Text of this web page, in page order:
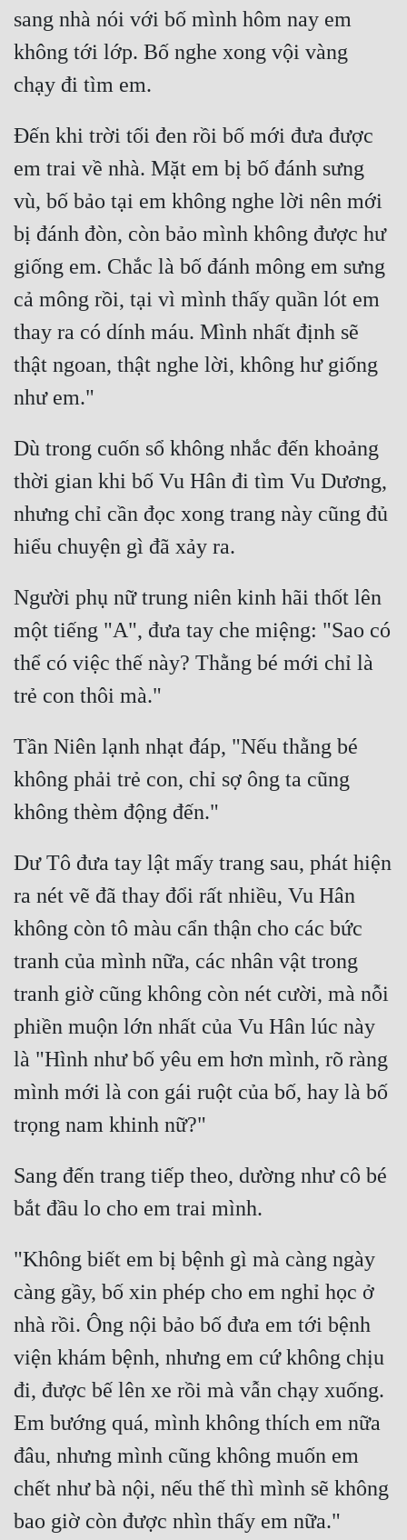
Gia Đấu
Góc Nhìn Nam
Góc Nhìn Nữ
Huyền Huyễn
Huyền Nghi
Huyền Ảo
Hài Hước
Hệ Thống
Khoa Huyễn Không Gian
Kiếm Hiệp
Kỳ Huyễn
Làm Giàu
Lịch Sử
Mỹ Thực
Ngôn Tình
Ngược
Nữ Cường
Nữ Phụ
Phong Thủy - Tâm Linh
Phương Tây
Phản Phái
Quan Trường
Sủng
Tiên Hiệp
Tiểu Thuyết
Trinh Thám
Triều Đấu
Trùng Sinh
Tu Chân
Tu Tiên
sang nhà nói với bố mình hôm nay em
không tới lớp. Bố nghe xong vội vàng
Đến khi trời tối đen rồi bố mới đưa được
em trai về nhà. Mặt em bị bố đánh sưng
vù, bố bảo tại em không nghe lời nên mới
bị đánh đòn, còn bảo mình không được hư
giống em. Chắc là bố đánh mông em sưng
cả mông rồi, tại vì mình thấy quần lót em
thay ra có dính máu. Mình nhất định sẽ
thật ngoan, thật nghe lời, không hư giống
Dù trong cuốn sổ không nhắc đến khoảng
thời gian khi bố Vu Hân đi tìm Vu Dương,
nhưng chỉ cần đọc xong trang này cũng đủ
Người phụ nữ trung niên kinh hãi thốt lên
một tiếng "A", đưa tay che miệng: "Sao có
thể có việc thế này? Thằng bé mới chỉ là
Tần Niên lạnh nhạt đáp, "Nếu thằng bé
không phải trẻ con, chỉ sợ ông ta cũng
Dư Tô đưa tay lật mấy trang sau, phát hiện
ra nét vẽ đã thay đổi rất nhiều, Vu Hân
không còn tô màu cẩn thận cho các bức
tranh của mình nữa, các nhân vật trong
tranh giờ cũng không còn nét cười, mà nỗi
phiền muộn lớn nhất của Vu Hân lúc này
là "Hình như bố yêu em hơn mình, rõ ràng
mình mới là con gái ruột của bố, hay là bố
Sang đến trang tiếp theo, dường như cô bé
"Không biết em bị bệnh gì mà càng ngày
càng gầy, bố xin phép cho em nghỉ học ở
nhà rồi. Ông nội bảo bố đưa em tới bệnh
viện khám bệnh, nhưng em cứ không chịu
đi, được bế lên xe rồi mà vẫn chạy xuống.
Em bướng quá, mình không thích em nữa
đâu, nhưng mình cũng không muốn em
chết như bà nội, nếu thế thì mình sẽ không